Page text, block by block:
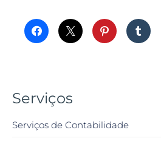
Serviços
Serviços de Contabilidade